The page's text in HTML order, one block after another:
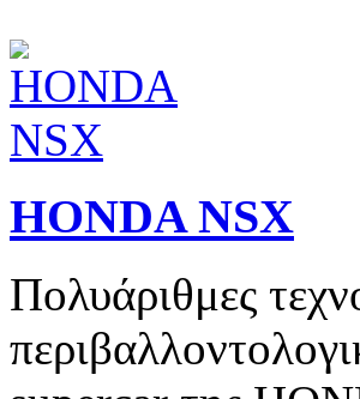
HONDA NSX
Πολυάριθμες